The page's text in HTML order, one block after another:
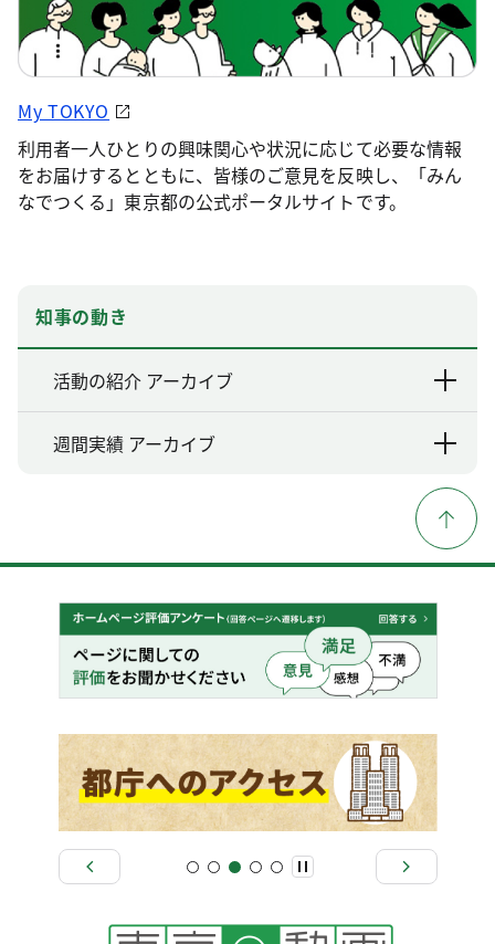
My TOKYO
利用者一人ひとりの興味関心や状況に応じて必要な情報
をお届けするとともに、皆様のご意見を反映し、「みん
なでつくる」東京都の公式ポータルサイトです。
知事の動き
活動の紹介 アーカイブ
週間実績 アーカイブ